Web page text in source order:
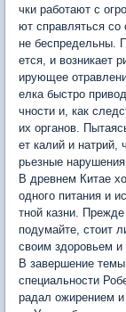
чки работают с
ют справляться
не беспредельны.
ется, и возникает
ирующее
елка быстро
чности и, как
их органов.
ет калий и натрий,
рьезные
В древнем Китае
одного питания и
тной казни.
подумайте, стоит
своим здоровьем
В завершение
специальности
радал ожирением